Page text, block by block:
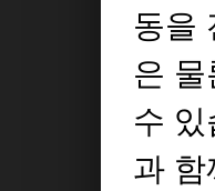
동을
은
수
과